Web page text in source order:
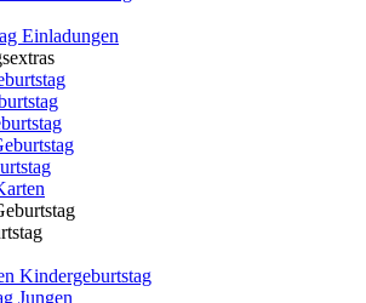
Einladungen
Kindergeburtstag
Jungen